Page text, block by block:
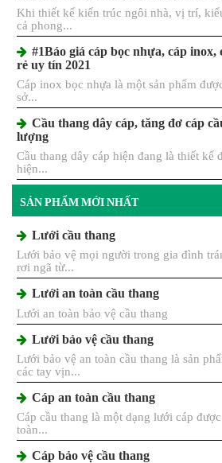
Khi thiết kế kiến trúc ngôi nhà, vị trí,
cả phong...
#1Báo giá cáp bọc nhựa, cáp inox,
rẻ uy tín 2021
Cáp inox bọc nhựa là một sản phẩm
sở...
Cầu thang dây cáp, tăng đơ cáp
lượng
Cầu thang dây cáp hiện đang là thiết kế
hiện...
SẢN PHẨM MỚI NHẤT
Lưới cầu thang
Lưới bảo vệ mọi người trong gia đình
rơi ngã từ...
Lưới an toàn cầu thang
Lưới an toàn bảo vệ cầu thang
Lưới bảo vệ cầu thang
Lưới bảo vệ an toàn cầu thang là sản
các tay vịn...
Cáp an toàn cầu thang
Cáp cầu thang là một dạng lưới cáp
toàn...
Cáp bảo vệ cầu thang